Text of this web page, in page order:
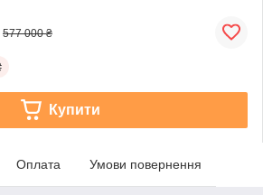
577 000 ₴
Купити
Оплата Умови повернення